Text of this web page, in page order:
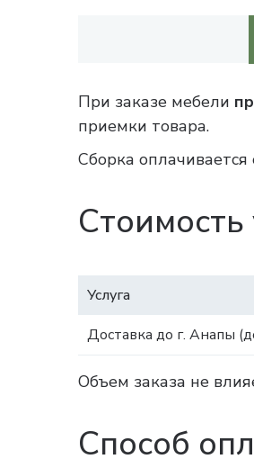
При заказе мебели
приемки товара.
Сборка оплачивается
Стоимость
Услуга
Доставка до г. Анапы
Объем заказа не
Способ